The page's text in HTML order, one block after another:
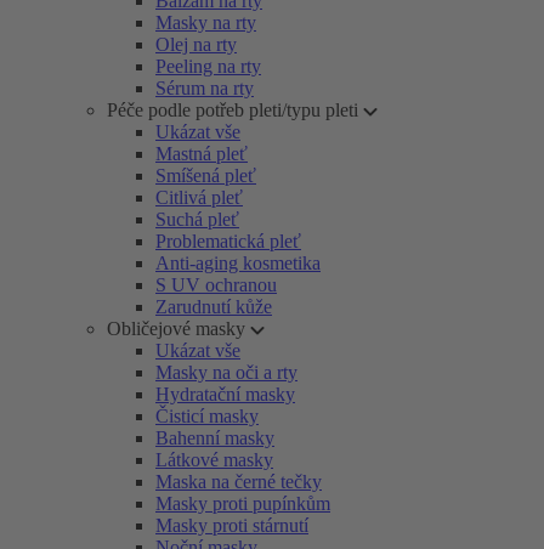
Masky na rty
Olej na rty
Peeling na rty
Sérum na rty
Péče podle potřeb pleti/typu pleti
Ukázat vše
Mastná pleť
Smíšená pleť
Citlivá pleť
Suchá pleť
Problematická pleť
Anti-aging kosmetika
S UV ochranou
Zarudnutí kůže
Obličejové masky
Ukázat vše
Masky na oči a rty
Hydratační masky
Čisticí masky
Bahenní masky
Látkové masky
Maska na černé tečky
Masky proti pupínkům
Masky proti stárnutí